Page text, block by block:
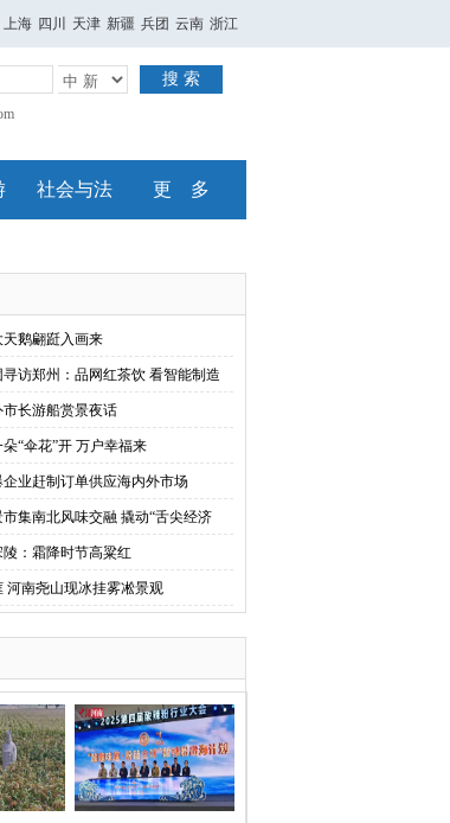
上海 四川 天津 新疆 兵团 云南 浙江
搜 索
社会与法 更 多
鹅翩跹入画来
访郑州：品网红茶饮 看智能制造
长游船赏景夜话
“伞花”开 万户幸福来
业赶制订单供应海内外市场
集南北风味交融 撬动“舌尖经济
：霜降时节高粱红
河南尧山现冰挂雾凇景观